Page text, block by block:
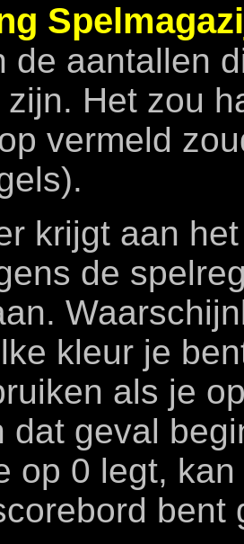
de aantallen
Het zou
vermeld
krijgt aan
de
kleur je
als je
dat geval
op 0 legt,
bent